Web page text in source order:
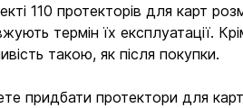
110 протекторів для карт
термін їх експлуатації.
такою, як після покупки.
придбати протектори для карт